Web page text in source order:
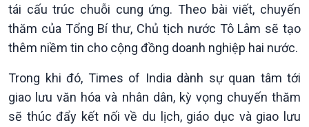
Tin Đời sống & Xã hội
360 độ Sức khỏe
Chuyển đổi Xanh
Tài nguyên và Môi trường
Chuyên gia của bạn
Xã hội chuyển động
Bước chân đến trường
Tin Khoa học & Công nghệ
Kết nối công nghệ
Sống chung với biến đổi
khí hậu
tái cấu trúc chuỗi cung ứng. Theo bài viết, chuyến
thăm của Tổng Bí thư, Chủ tịch nước Tô Lâm sẽ tạo
thêm niềm tin cho cộng đồng doanh nghiệp hai nước.
Trong khi đó, Times of India dành sự quan tâm tới
giao lưu văn hóa và nhân dân, kỳ vọng chuyến thăm
sẽ thúc đẩy kết nối về du lịch, giáo dục và giao lưu